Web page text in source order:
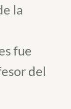
la
fue
del